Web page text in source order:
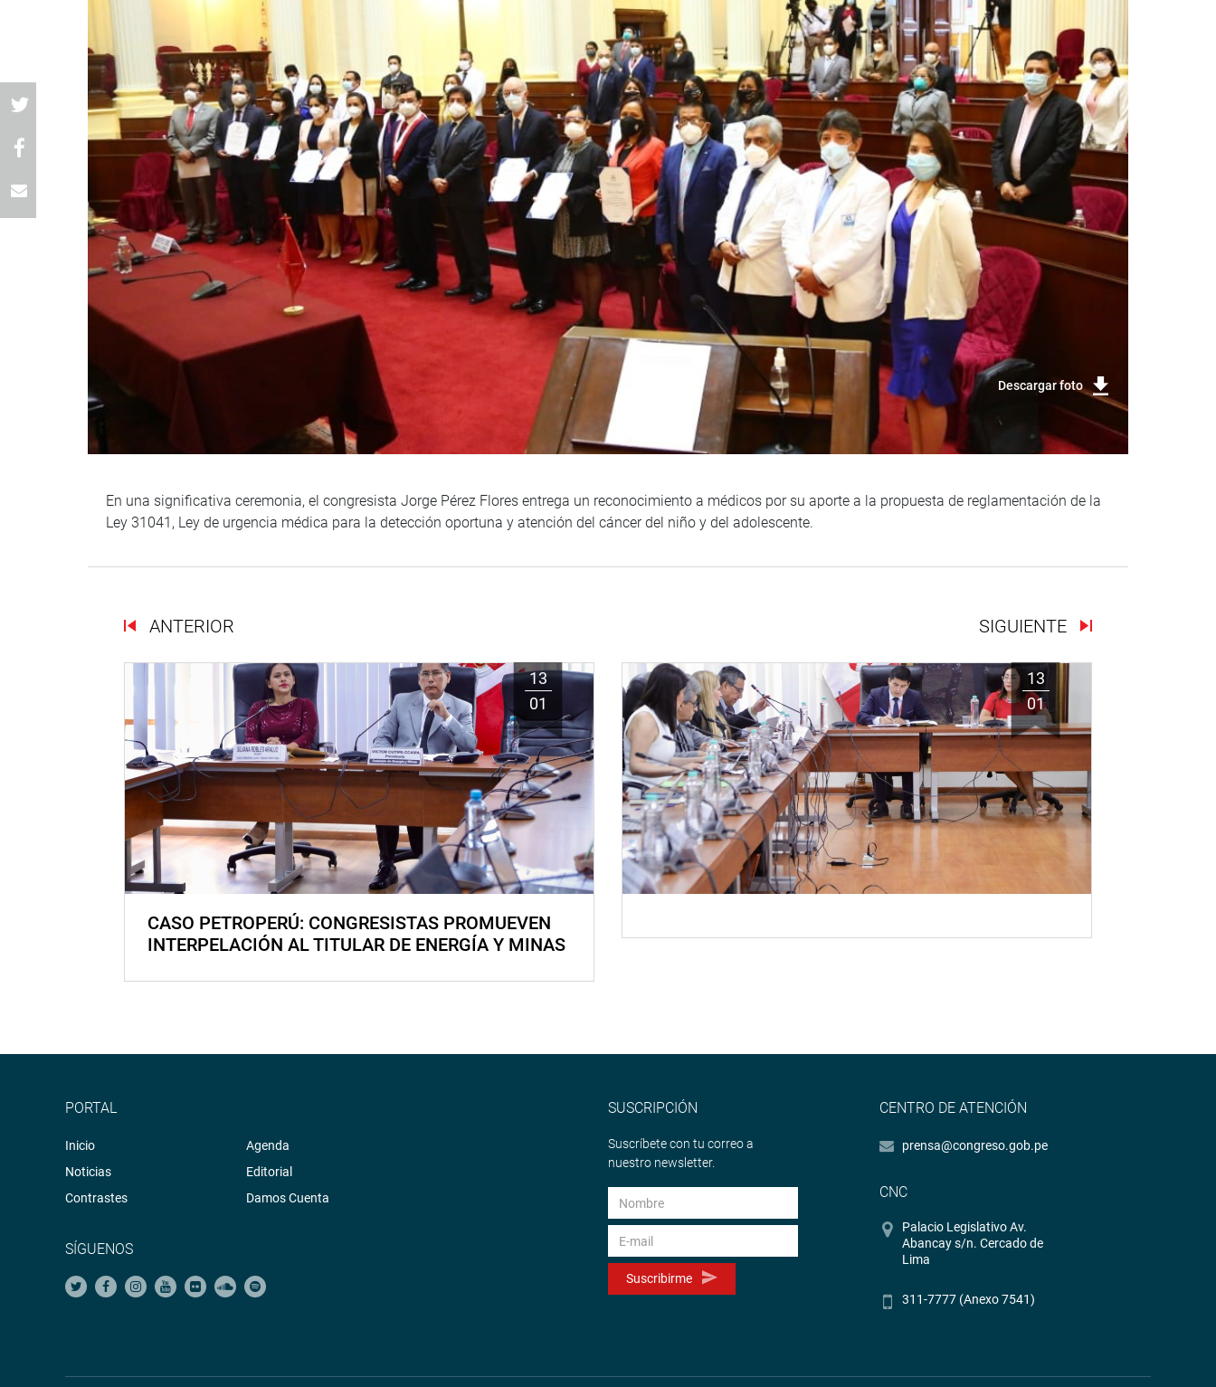
Descargar foto
En una significativa ceremonia, el congresista Jorge Pérez Flores entrega un reconocimiento a médicos por su aporte a la propuesta de reglamentación de la
Ley 31041, Ley de urgencia médica para la detección oportuna y atención del cáncer del niño y del adolescente.
ANTERIOR SIGUIENTE
13
01
CASO PETROPERÚ: CONGRESISTAS PROMUEVEN
INTERPELACIÓN AL TITULAR DE ENERGÍA Y MINAS
13
01
PORTAL
Inicio
Noticias
Contrastes
Agenda
Editorial
Damos Cuenta
SÍGUENOS
SUSCRIPCIÓN
Suscríbete con tu correo a
nuestro newsletter.
Suscribirme
CENTRO DE ATENCIÓN
prensa@congreso.gob.pe
CNC
Palacio Legislativo Av.
Abancay s/n. Cercado de
Lima
311-7777 (Anexo 7541)